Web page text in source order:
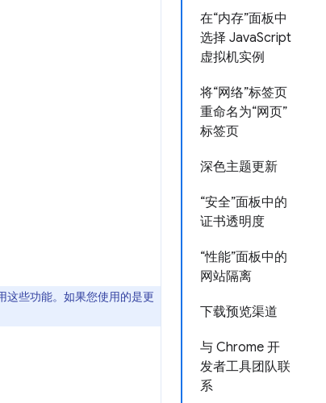
在“内存”面板中
选择 JavaScript
虚拟机实例
将“网络”标签页
重命名为“网页”
标签页
深色主题更新
“安全”面板中的
证书透明度
“性能”面板中的
网站隔离
下载预览渠道
与 Chrome 开
发者工具团队联
系
这些功能。如果您使用的是更